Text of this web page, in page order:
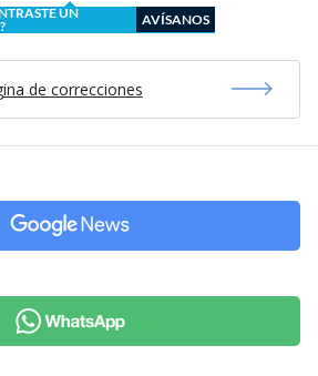
UN
AVÍSANOS
de correcciones